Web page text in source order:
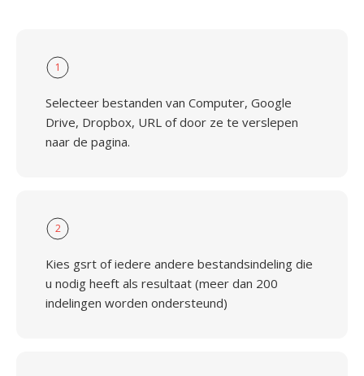
1
Selecteer bestanden van Computer, Google
Drive, Dropbox, URL of door ze te verslepen
naar de pagina.
2
Kies gsrt of iedere andere bestandsindeling die
u nodig heeft als resultaat (meer dan 200
indelingen worden ondersteund)